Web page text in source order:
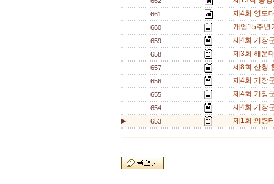
661 제4회 영도
660 개업15주년
659 제4회 기장
658 제3회 해운
657 제8회 산청
656 제4회 기장
655 제4회 기장
654 제4회 기장
▶ 653 제1회 의령